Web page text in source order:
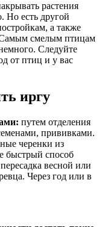
растения
Но есть другой
а также
Самым смелым птицам
Следуйте
от птиц и у вас
иргу
путем отделения
прививками.
черенки из
быстрый способ
весной или
Через год или в